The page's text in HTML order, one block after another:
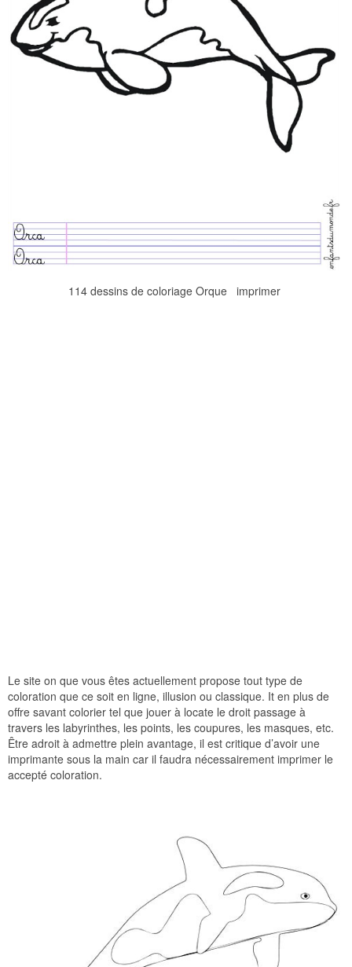
114 dessins de coloriage Orque imprimer
Le site on que vous êtes actuellement propose tout type de
coloration que ce soit en ligne, illusion ou classique. It en plus de
offre savant colorier tel que jouer à locate le droit passage à
travers les labyrinthes, les points, les coupures, les masques, etc.
Être adroit à admettre plein avantage, il est critique d’avoir une
imprimante sous la main car il faudra nécessairement imprimer le
accepté coloration.